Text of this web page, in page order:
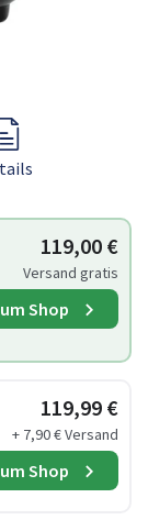
119,00 €
Versand gratis
Shop
119,99 €
+ 7,90 € Versand
Shop